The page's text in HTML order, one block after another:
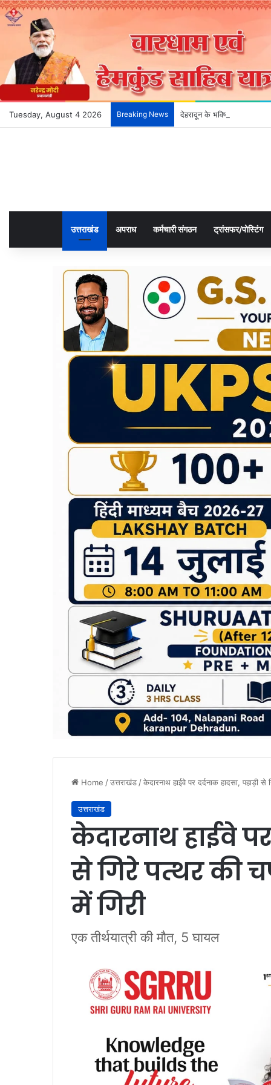
Tuesday, August 4 2026 Breaking News देहरादून के भविष्य को आकार देने
उत्तराखंड अपराध कर्मचारी संगठन ट्रांसफर/पोस्टिंग
Home /उत्तराखंड/केदारनाथ हाईवे पर दर्दनाक हादसा, पहाड़ी
उत्तराखंड
केदारनाथ हाईवे पर
से गिरे पत्थर की
में गिरी
एक तीर्थयात्री की मौत, 5 घायल